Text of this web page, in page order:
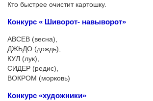
Кто быстрее очистит картошку.
Конкурс « Шиворот- навыворот»
АВСЕВ (весна),
ДЖЬДО (дождь),
КУЛ (лук),
СИДЕР (редис),
ВОКРОМ (морковь)
Конкурс «художники»